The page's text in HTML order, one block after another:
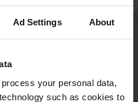
Ad Settings About
process your personal data,
such as cookies to
possible.
venu ici ?